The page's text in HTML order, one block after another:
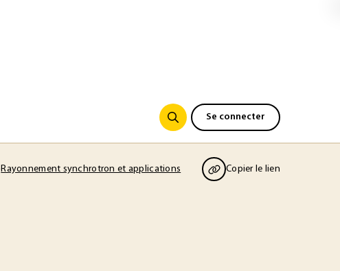
Se connecter
Rayonnement synchrotron et applications Copier le lien